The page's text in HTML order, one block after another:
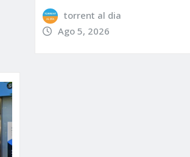
torrent al dia
Ago 5, 2026